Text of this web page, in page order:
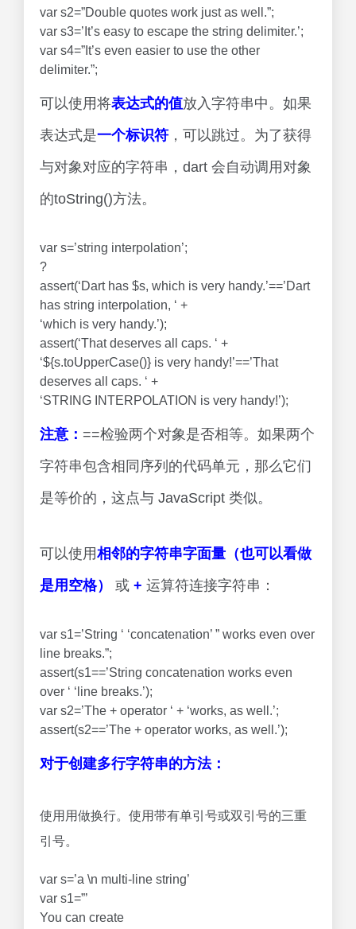
var s2=”Double quotes work just as well.”;
var s3=’It’s easy to escape the string delimiter.’;
var s4=”It’s even easier to use the other
delimiter.”;
可以使用将表达式的值放入字符串中。如果
表达式是一个标识符 ，可以跳过。为了获得
与对象对应的字符串，dart 会自动调用对象
的toString()方法。
var s=’string interpolation’;
?
assert(‘Dart has $s, which is very handy.’==’Dart
has string interpolation, ‘ +
‘which is very handy.’);
assert(‘That deserves all caps. ‘ +
‘${s.toUpperCase()} is very handy!’==’That
deserves all caps. ‘ +
‘STRING INTERPOLATION is very handy!’);
注意： ==检验两个对象是否相等。如果两个
字符串包含相同序列的代码单元，那么它们
是等价的，这点与 JavaScript 类似。
可以使用相邻的字符串字面量（也可以看做
是用空格）
或 + 运算符连接字符串：
var s1=’String ‘ ‘concatenation’ ” works even over
line breaks.”;
assert(s1==’String concatenation works even
over ‘ ‘line breaks.’);
var s2=’The + operator ‘ + ‘works, as well.’;
assert(s2==’The + operator works, as well.’);
对于创建多行字符串的方法：
使用用做换行。使用带有单引号或双引号的三重
引号。
var s=’a \n multi-line string’
var s1=”’
You can create